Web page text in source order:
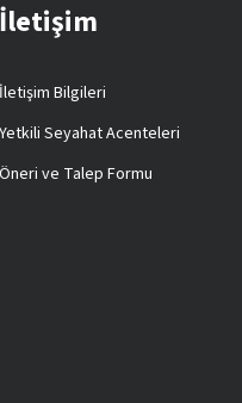
İletişim
İletişim Bilgileri
Yetkili Seyahat Acenteleri
Öneri ve Talep Formu